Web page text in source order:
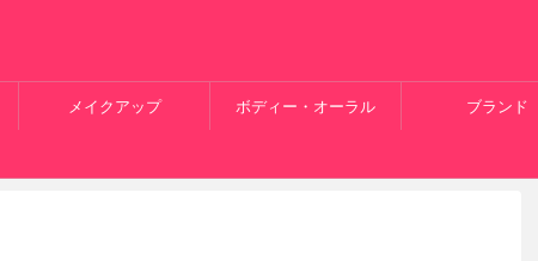
メイクアップ ボディー・オーラル ブランド